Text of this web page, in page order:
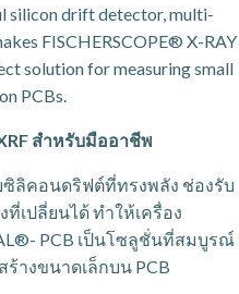
silicon drift detector, multi-
FISCHERSCOPE® X-RAY
solution for measuring small
PCBs.
สำหรับมืออาชีพ
ลิคอนดริฟต์ที่ทรงพลัง ช่องรับ
เปลี่ยนได้ ทำให้เครื่อง
®- PCB เป็นโซลูชั่นที่สมบูรณ์
างขนาดเล็กบน PCB